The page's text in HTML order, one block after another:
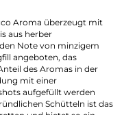
kontaktieren Sie unseren
per E-Mail:
senden